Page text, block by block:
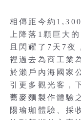
相傳距今約
上降落1顆巨大
且閃耀了7天7夜
裡過去為商工業
於瀨戶內海國家
引更多觀光客，
蕎麥麵製作體驗
陽瑜珈體驗、採